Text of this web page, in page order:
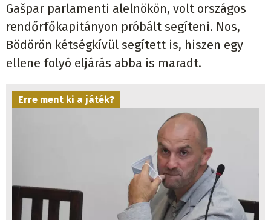
Gašpar parlamenti alelnökön, volt országos
rendőrfőkapitányon próbált segíteni. Nos,
Bödörön kétségkívül segített is, hiszen egy
ellene folyó eljárás abba is maradt.
Erre ment ki a játék?